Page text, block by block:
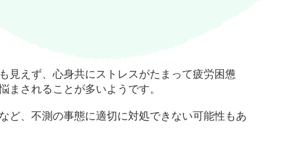
見えず、心身共にストレスがたまって疲労困憊
まされることが多いようです。
ど、不測の事態に適切に対処できない可能性もあ